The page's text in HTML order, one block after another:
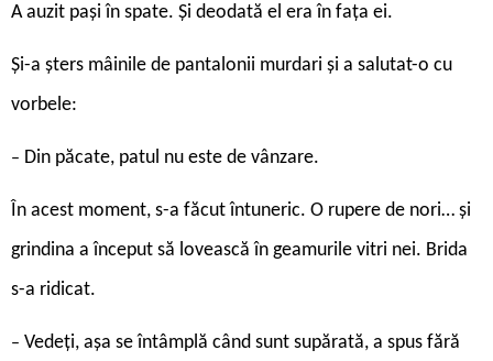
A auzit pași în spate. Și deodată el era în fața ei.
Și-a șters mâinile de pantalonii murdari și a salutat-o cu
vorbele:
– Din păcate, patul nu este de vânzare.
În acest moment, s-a făcut întuneric. O rupere de nori… și
grindina a început să lovească în geamurile vitri nei. Brida
s-a ridicat.
– Vedeți, așa se întâmplă când sunt supărată, a spus fără